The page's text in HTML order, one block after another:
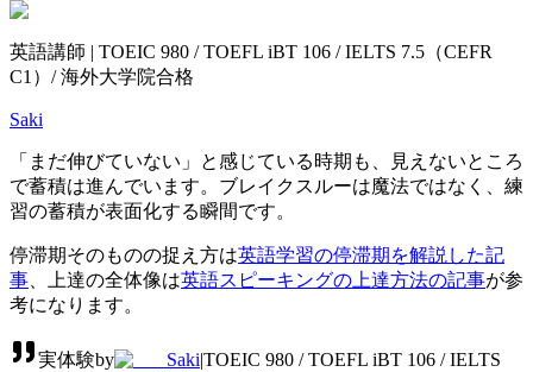
英語講師 | TOEIC 980 / TOEFL iBT 106 / IELTS 7.5（CEFR
C1）/ 海外大学院合格
Saki
「まだ伸びていない」と感じている時期も、見えないところ
で蓄積は進んでいます。ブレイクスルーは魔法ではなく、練
習の蓄積が表面化する瞬間です。
停滞期そのものの捉え方は英語学習の停滞期を解説した記
事 、上達の全体像は英語スピーキングの上達方法の記事が参
考になります。
実体験by Saki|TOEIC 980 / TOEFL iBT 106 / IELTS